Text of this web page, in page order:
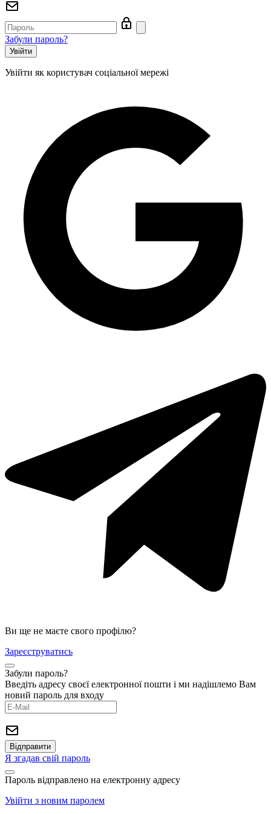
Харчові пластикові відра
Одноразові контейнери купити україна
Пластикова упаковка для тортів купити
Коробочки для китайської локшини
Купити коробки для китайської локшини
Підкладки для харчових продуктів
Одноразові стакани одеса
Коробки для суші оптом
Стакан полімерний без кришки 95060 на 250 мл, 1000 шт/ящ
Тримач для стаканів на 4 секції, 110 шт/уп
Картонна коробочка крафт для картоплі фрі велика
Одноразова упаковка для тортів квадратна ПС-53 на 2250 мл, 110 шт/уп
Ложка прозора Лайт столова одноразова, 100 шт/уп
Відро прямокутне для харчових продуктів 3 л
Ланч-бокс MB-3 чорний з пінополістиролу (240х210х70), 150 шт/уп
Одноразові стакани 200 мл оптом
Упаковка для тортів з полістиролу (PS)
Крафтові миски для поке
Упаковка для рису 750 мл
Червоні супниці паперові
Забули пароль?
Увійти як користувач соціальної мережі
Ви ще не маєте свого профілю?
Зареєструватись
Забули пароль?
Введіть адресу своєї електронної пошти і ми надішлемо Вам
новий пароль для входу
Я згадав свій пароль
Пароль відправлено на електронну адресу
Увійти з новим паролем